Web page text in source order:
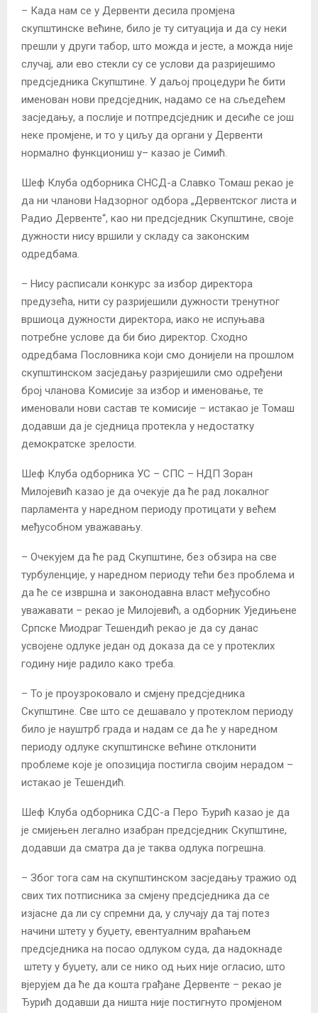
– Када нам се у Дервенти десила промјена
скупштинске већине, било је ту ситуација и да су неки
прешли у други табор, што можда и јесте, а можда није
случај, али ево стекли су се услови да разријешимо
предсједника Скупштине. У даљој процедури ће бити
именован нови предсједник, надамо се на сљедећем
засједању, а послије и потпредсједник и десиће се још
неке промјене, и то у циљу да органи у Дервенти
нормално функциониш у– казао је Симић.
Шеф Клуба одборника СНСД-а Славко Томаш рекао је
да ни чланови Надзорног одбора „Дервентског листа и
Радио Дервенте“, као ни предсједник Скупштине, своје
дужности нису вршили у складу са законским
одредбама.
– Нису расписали конкурс за избор директора
предузећа, нити су разријешили дужности тренутног
вршиоца дужности директора, иако не испуњава
потребне услове да би био директор. Сходно
одредбама Пословника који смо донијели на прошлом
скупштинском засједању разријешили смо одређени
број чланова Комисије за избор и именовање, те
именовали нови састав те комисије – истакао је Томаш
додавши да је сједница протекла у недостатку
демократске зрелости.
Шеф Клуба одборника УС – СПС – НДП Зоран
Милојевић казао је да очекује да ће рад локалног
парламента у наредном периоду протицати у већем
међусобном уважавању.
– Очекујем да ће рад Скупштине, без обзира на све
турбуленције, у наредном периоду тећи без проблема и
да ће се извршна и законодавна власт међусобно
уважавати – рекао је Милојевић, а одборник Уједињене
Српске Миодраг Тешендић рекао је да су данас
усвојене одлуке један од доказа да се у протеклих
годину није радило како треба.
– То је проузроковало и смјену предсједника
Скупштине. Све што се дешавало у протеклом периоду
било је науштрб града и надам се да ће у наредном
периоду одлуке скупштинске већине отклонити
проблеме које је опозиција постигла својим нерадом –
истакао је Тешендић.
Шеф Клуба одборника СДС-а Перо Ђурић казао је да
је смијењен легално изабран предсједник Скупштине,
додавши да сматра да је таква одлука погрешна.
– Због тога сам на скупштинском засједању тражио од
свих тих потписника за смјену предсједника да се
изјасне да ли су спремни да, у случају да тај потез
начини штету у буџету, евентуалним враћањем
предсједника на посао одлуком суда, да надокнаде
штету у буџету, али се нико од њих није огласио, што
вјерујем да ће да кошта грађане Дервенте – рекао је
Ђурић додавши да ништа није постигнуто промјеном